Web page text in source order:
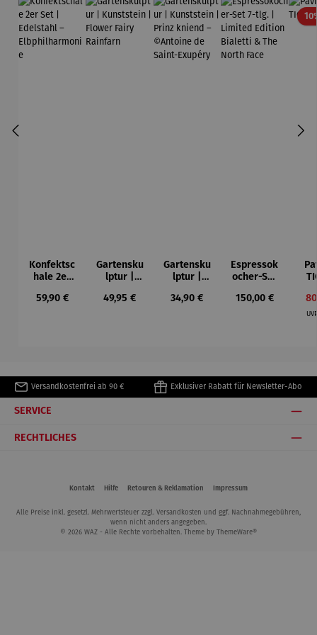
Konfektsc
hale 2er
Edelstahl
Regulärer Preis:
59,90 €
Gartensku
lptur |
| Flower
Regulärer Preis:
49,95 €
Gartensku
lptur |
| Prinz
Regulärer Preis:
34,90 €
Espressok
ocher-Set
Limited
Regulärer Preis:
150,00 €
Versandkostenfrei ab 90 € Exklusiver Rabatt für Newsletter-Abo
SERVICE
RECHTLICHES
Kontakt Hilfe Retouren & Reklamation Impressum
Alle Preise inkl. gesetzl. Mehrwertsteuer zzgl. Versandkosten und ggf. Nachnahmegebühren,
wenn nicht anders angegeben.
© 2026 WAZ - Alle Rechte vorbehalten. Theme by ThemeWare®